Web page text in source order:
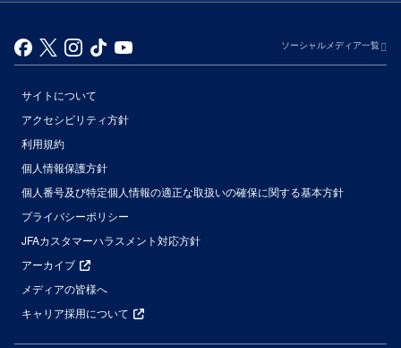
ソーシャルメディア一覧
サイトについて
アクセシビリティ方針
利用規約
個人情報保護方針
個人番号及び特定個人情報の適正な取扱いの確保に関する基本方針
プライバシーポリシー
JFAカスタマーハラスメント対応方針
アーカイブ
メディアの皆様へ
キャリア採用について